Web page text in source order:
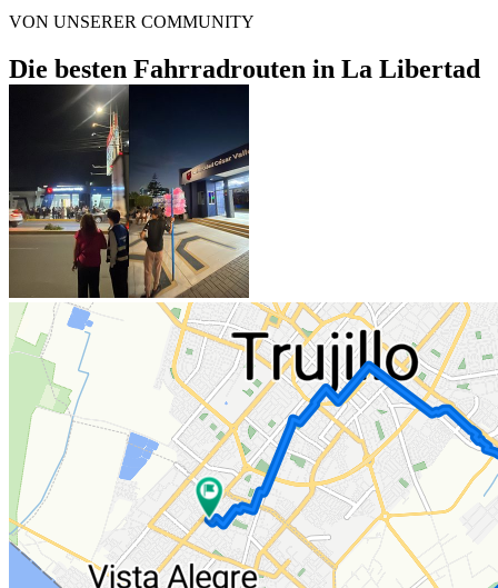
VON UNSERER COMMUNITY
Die besten Fahrradrouten in La Libertad